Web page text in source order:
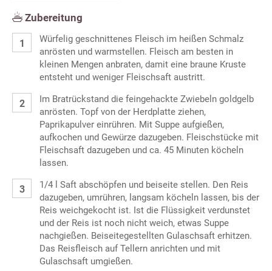
Zubereitung
Würfelig geschnittenes Fleisch im heißen Schmalz
anrösten und warmstellen. Fleisch am besten in
kleinen Mengen anbraten, damit eine braune Kruste
entsteht und weniger Fleischsaft austritt.
Im Bratrückstand die feingehackte Zwiebeln goldgelb
anrösten. Topf von der Herdplatte ziehen,
Paprikapulver einrühren. Mit Suppe aufgießen,
aufkochen und Gewürze dazugeben. Fleischstücke mit
Fleischsaft dazugeben und ca. 45 Minuten köcheln
lassen.
1/4 l Saft abschöpfen und beiseite stellen. Den Reis
dazugeben, umrühren, langsam köcheln lassen, bis der
Reis weichgekocht ist. Ist die Flüssigkeit verdunstet
und der Reis ist noch nicht weich, etwas Suppe
nachgießen. Beiseitegestellten Gulaschsaft erhitzen.
Das Reisfleisch auf Tellern anrichten und mit
Gulaschsaft umgießen.